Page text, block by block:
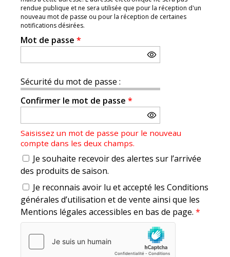
rendue publique et ne sera utilisée que pour la réception d'un
nouveau mot de passe ou pour la réception de certaines
notifications désirées.
Mot de passe *
Sécurité du mot de passe :
Confirmer le mot de passe *
Saisissez un mot de passe pour le nouveau
compte dans les deux champs.
Je souhaite recevoir des alertes sur l’arrivée
des produits de saison.
Je reconnais avoir lu et accepté les Conditions
générales d’utilisation et de vente ainsi que les
Mentions légales accessibles en bas de page. *